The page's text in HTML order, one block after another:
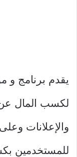
لكسب المال
والإعلانات
للمستخدمين